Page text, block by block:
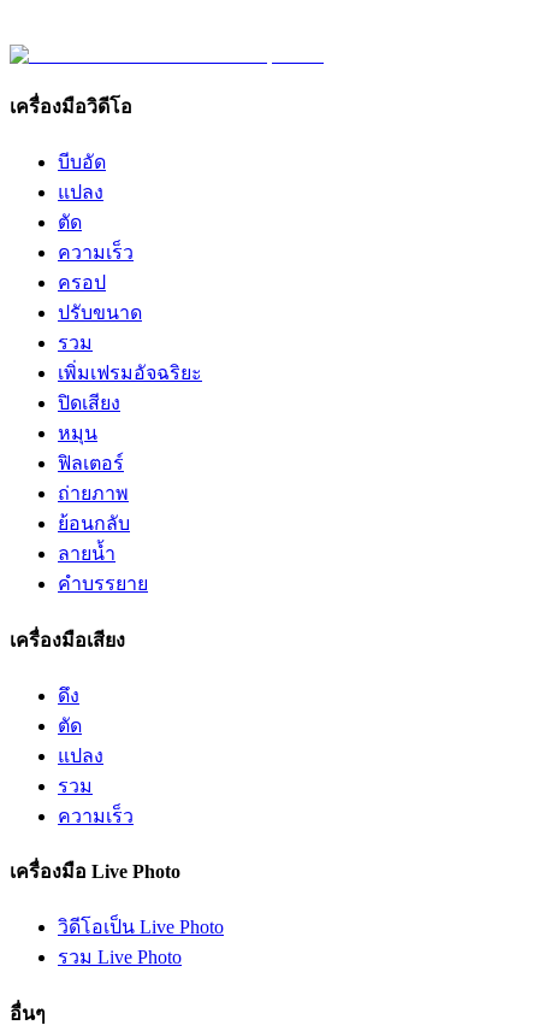
เครื่องมือวิดีโอ
บีบอัด
แปลง
ตัด
ความเร็ว
ครอป
ปรับขนาด
รวม
เพิ่มเฟรมอัจฉริยะ
ปิดเสียง
หมุน
ฟิลเตอร์
ถ่ายภาพ
ย้อนกลับ
ลายน้ำ
คำบรรยาย
เครื่องมือเสียง
ดึง
ตัด
แปลง
รวม
ความเร็ว
เครื่องมือ Live Photo
วิดีโอเป็น Live Photo
รวม Live Photo
อื่นๆ